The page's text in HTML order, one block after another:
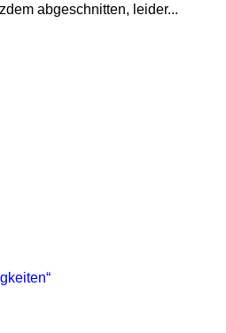
abgeschnitten, leider...